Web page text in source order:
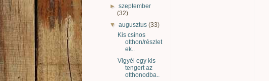
►szeptember
(32)
▼augusztus(33)
Kis csinos
otthon/részlet
ek..
Vigyél egy kis
tengert az
otthonodba..